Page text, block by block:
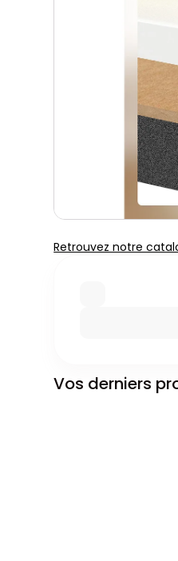
Retrouvez notre
Vos derniers